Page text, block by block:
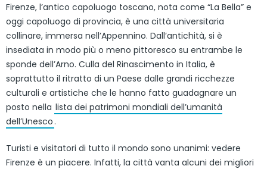
Firenze, l’antico capoluogo toscano, nota come “La Bella” e
oggi capoluogo di provincia, è una città universitaria
collinare, immersa nell’Appennino. Dall’antichità, si è
insediata in modo più o meno pittoresco su entrambe le
sponde dell’Arno. Culla del Rinascimento in Italia, è
soprattutto il ritratto di un Paese dalle grandi ricchezze
culturali e artistiche che le hanno fatto guadagnare un
posto nella lista dei patrimoni mondiali dell’umanità
dell’Unesco .
Turisti e visitatori di tutto il mondo sono unanimi: vedere
Firenze è un piacere. Infatti, la città vanta alcuni dei migliori